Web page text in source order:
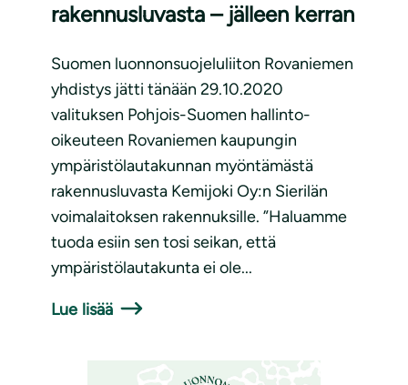
rakennusluvasta – jälleen kerran
Suomen luonnonsuojeluliiton Rovaniemen
yhdistys jätti tänään 29.10.2020
valituksen Pohjois-Suomen hallinto-
oikeuteen Rovaniemen kaupungin
ympäristölautakunnan myöntämästä
rakennusluvasta Kemijoki Oy:n Sierilän
voimalaitoksen rakennuksille. ”Haluamme
tuoda esiin sen tosi seikan, että
ympäristölautakunta ei ole...
Lue lisää